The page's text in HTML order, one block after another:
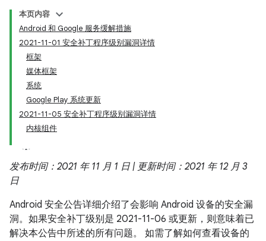
本页内容
Android 和 Google 服务缓解措施
2021-11-01 安全补丁程序级别漏洞详情
框架
媒体框架
系统
Google Play 系统更新
2021-11-05 安全补丁程序级别漏洞详情
内核组件
发布时间：2021 年 11 月 1 日 | 更新时间：2021 年 12 月 3
日
Android 安全公告详细介绍了会影响 Android 设备的安全漏
洞。如果安全补丁级别是 2021-11-06 或更新，则意味着已
解决本公告中所述的所有问题。 如需了解如何查看设备的